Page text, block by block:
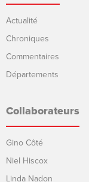
Actualité
Chroniques
Commentaires
Départements
Collaborateurs
Gino Côté
Niel Hiscox
Linda Nadon